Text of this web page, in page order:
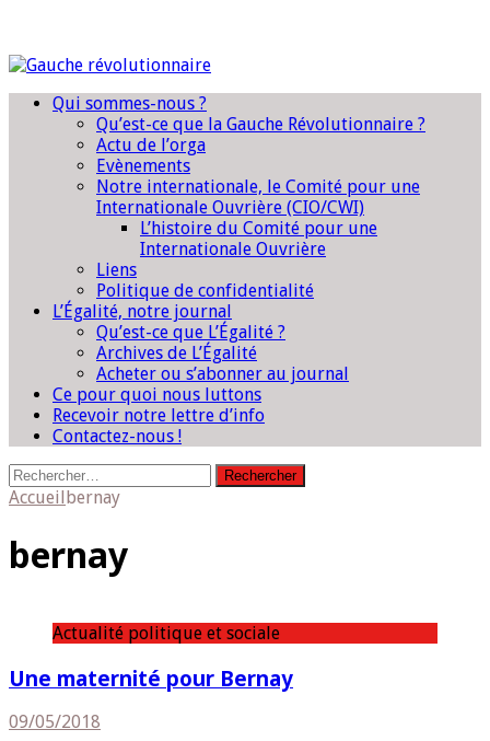
Qui sommes-nous ?
Qu’est-ce que la Gauche Révolutionnaire ?
Actu de l’orga
Evènements
Notre internationale, le Comité pour une
Internationale Ouvrière (CIO/CWI)
L’histoire du Comité pour une
Internationale Ouvrière
Liens
Politique de confidentialité
L’Égalité, notre journal
Qu’est-ce que L’Égalité ?
Archives de L’Égalité
Acheter ou s’abonner au journal
Ce pour quoi nous luttons
Recevoir notre lettre d’info
Contactez-nous !
Rechercher :
Accueilbernay
bernay
Actualité politique et sociale
Une maternité pour Bernay
09/05/2018